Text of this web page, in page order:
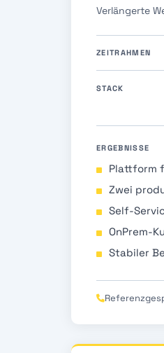
Verlängerte
ZEITRAHMEN
STACK
ERGEBNISSE
Plattform
Zwei
Self-
OnPrem-
Stabiler